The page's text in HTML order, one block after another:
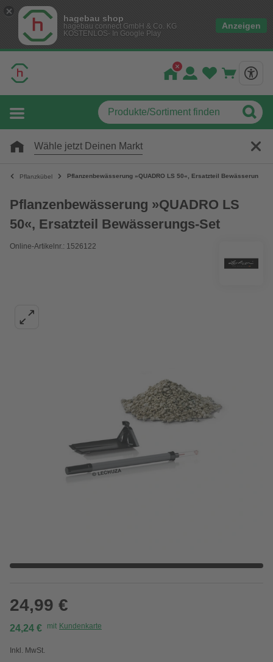
hagebau shop
hagebau connect GmbH & Co. KG
KOSTENLOS- In Google Play
Anzeigen
Wähle jetzt Deinen Markt
Pflanzkübel Pflanzenbewässerung »QUADRO LS 50«, Ersatzteil Bewässerungs-
Pflanzenbewässerung »QUADRO LS
50«, Ersatzteil Bewässerungs-Set
Online-Artikelnr.: 1526122
24,99 €
24,24 € mit Kundenkarte
Inkl. MwSt.